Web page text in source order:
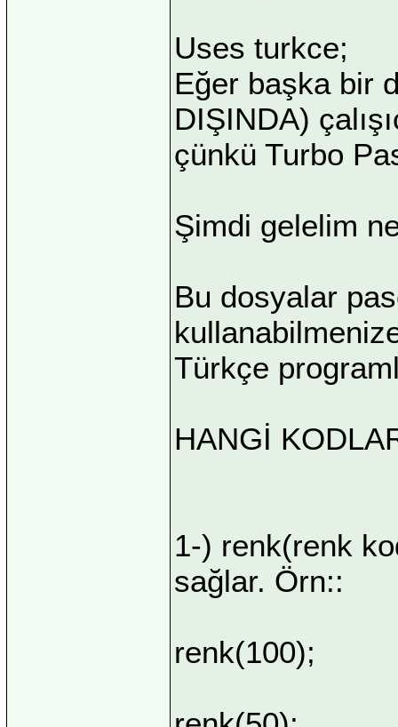
Uses turkce;
Eğer başka bir
DIŞINDA)
çünkü Turbo
Şimdi gelelim
Bu dosyalar
Türkçe
HANGİ
1-) renk(renk
sağlar. Örn::
renk(100);